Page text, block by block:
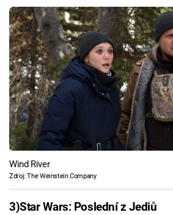
Wind River
Zdroj: The Weinstein Company
3)Star Wars: Poslední z Jediů